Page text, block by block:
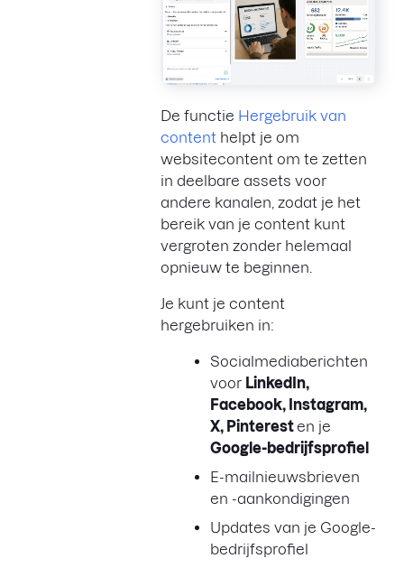
De functie Hergebruik van
content helpt je om
websitecontent om te zetten
in deelbare assets voor
andere kanalen, zodat je het
bereik van je content kunt
vergroten zonder helemaal
opnieuw te beginnen.
Je kunt je content
hergebruiken in:
Socialmediaberichten
voor LinkedIn,
Facebook, Instagram,
X, Pinteresten je
Google-bedrijfsprofiel
E-mailnieuwsbrieven
en -aankondigingen
Updates van je Google-
bedrijfsprofiel